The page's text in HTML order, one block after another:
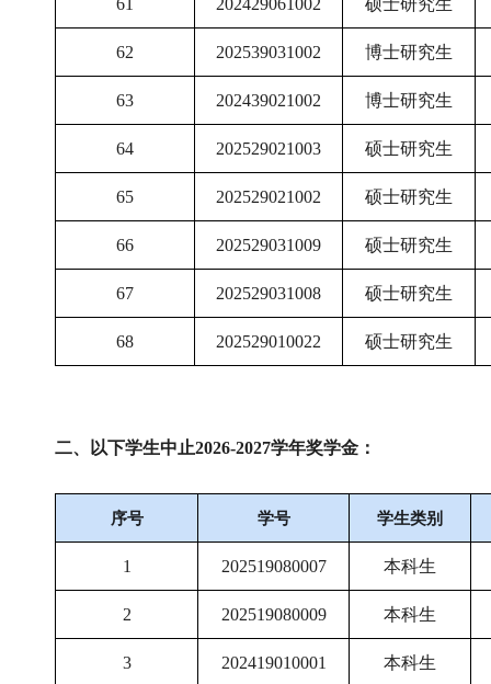
61 202429061002 硕士研究生
62 202539031002 博士研究生
63 202439021002 博士研究生
64 202529021003 硕士研究生
65 202529021002 硕士研究生
66 202529031009 硕士研究生
67 202529031008 硕士研究生
68 202529010022 硕士研究生
二、以下学生中止2026-2027学年奖学金：
序号 学号 学生类别
1 202519080007 本科生
2 202519080009 本科生
3 202419010001 本科生